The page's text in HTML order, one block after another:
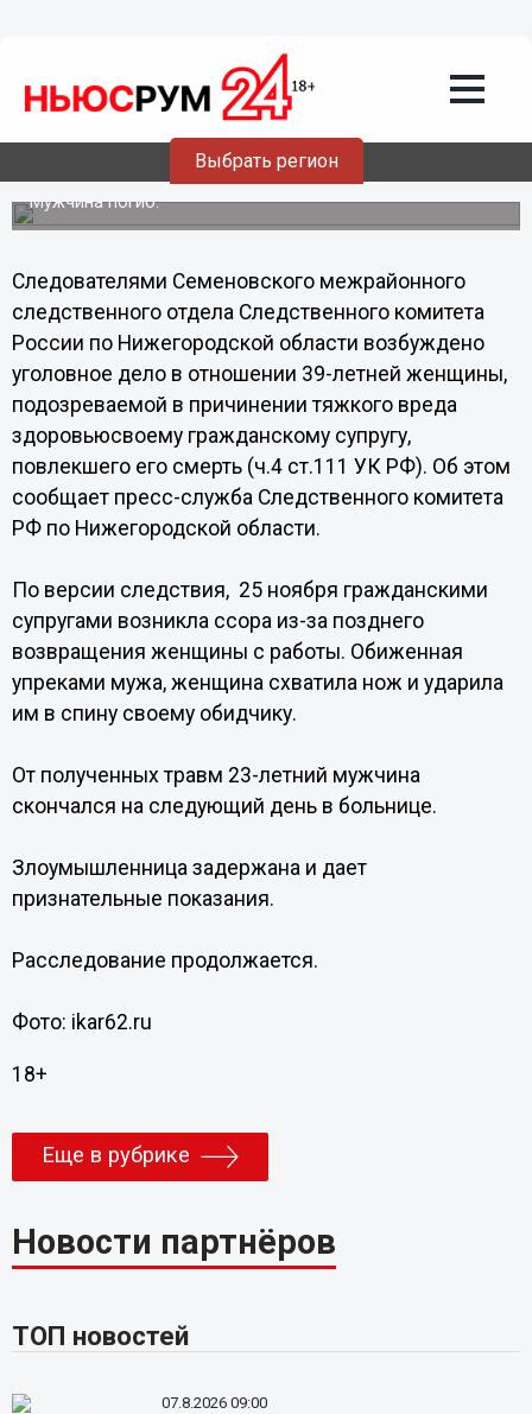
Выбрать регион
27.11.201315:35
Обидев жену, нижегородец получил
смертельный удар ножом в спину
Мужчина погиб.
Следователями Семеновского межрайонного
следственного отдела Следственного комитета
России по Нижегородской области возбуждено
уголовное дело в отношении 39-летней женщины,
подозреваемой в причинении тяжкого вреда
здоровьюсвоему гражданскому супругу,
повлекшего его смерть (ч.4 ст.111 УК РФ). Об этом
сообщает пресс-служба Следственного комитета
РФ по Нижегородской области.
По версии следствия, 25 ноября гражданскими
супругами возникла ссора из-за позднего
возвращения женщины с работы. Обиженная
упреками мужа, женщина схватила нож и ударила
им в спину своему обидчику.
От полученных травм 23-летний мужчина
скончался на следующий день в больнице.
Злоумышленница задержана и дает
признательные показания.
Расследование продолжается.
Фото: ikar62.ru
18+
Еще в рубрике
Новости партнёров
ТОП новостей
07.8.2026 09:00